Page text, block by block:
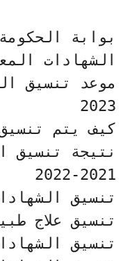
بوابة
الشهادات
موعد تنسيق
2023
كيف يتم
نتيجة تنسيق
2021-2022
تنسيق الشهادات
تنسيق علاج طبيعي
تنسيق الشهادات